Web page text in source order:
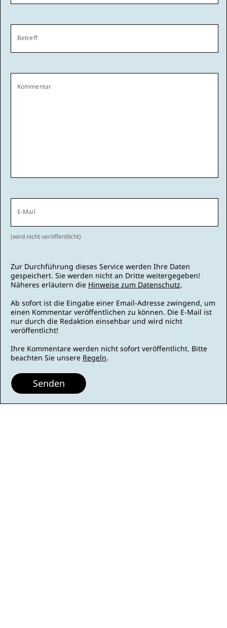
Betreff
Kommentar
E-Mail
(wird nicht veröffentlicht)
Zur Durchführung dieses Service werden Ihre Daten
gespeichert. Sie werden nicht an Dritte weitergegeben!
Näheres erläutern die Hinweise zum Datenschutz.
Ab sofort ist die Eingabe einer Email-Adresse zwingend, um
einen Kommentar veröffentlichen zu können. Die E-Mail ist
nur durch die Redaktion einsehbar und wird nicht
veröffentlicht!
Ihre Kommentare werden nicht sofort veröffentlicht. Bitte
beachten Sie unsere Regeln.
Senden